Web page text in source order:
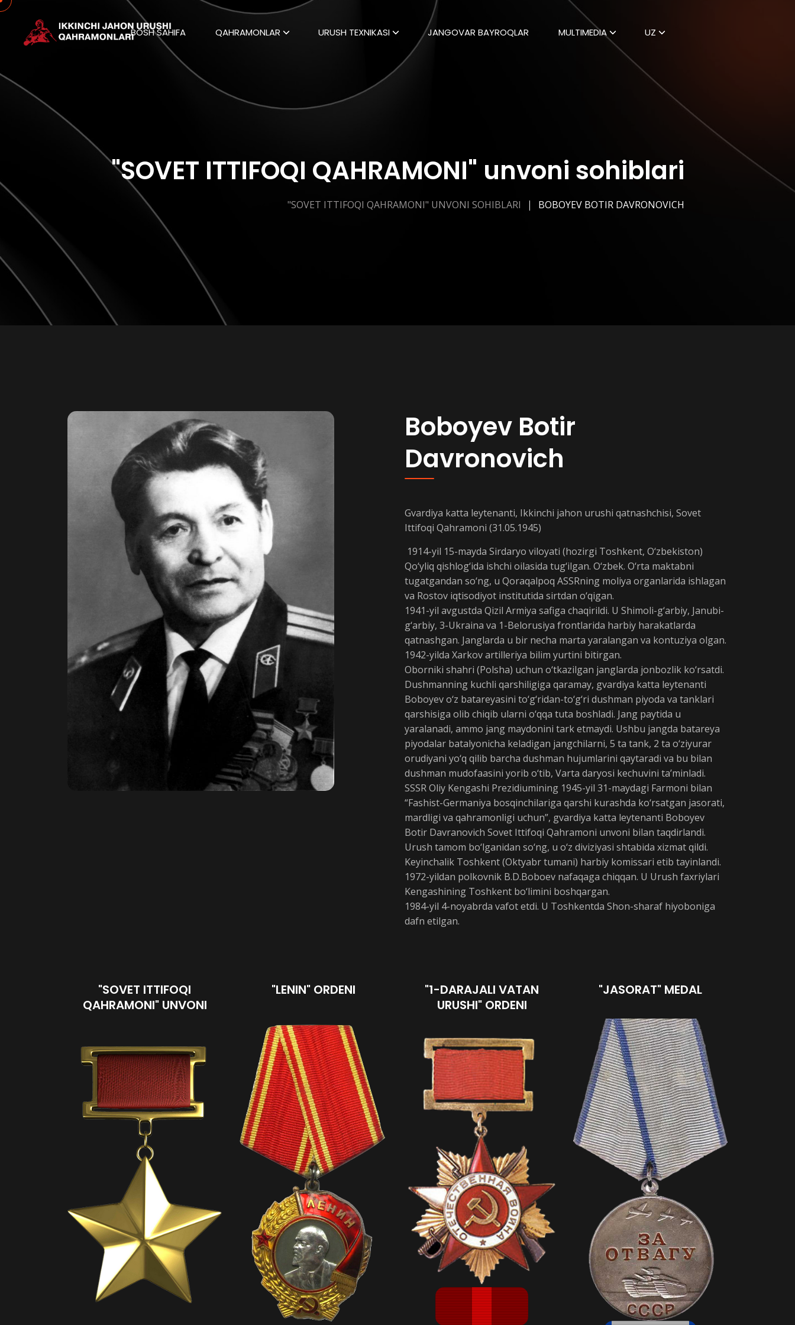
BOSH SAHIFA QAHRAMONLAR URUSH TEXNIKASI JANGOVAR BAYROQLAR MULTIMEDIA UZ
"SOVET ITTIFOQI QAHRAMONI" unvoni sohiblari
"SOVET ITTIFOQI QAHRAMONI" UNVONI SOHIBLARI BOBOYEV BOTIR DAVRONOVICH
Boboyev Botir
Davronovich
Gvardiya katta leytenanti, Ikkinchi jahon urushi qatnashchisi, Sovet
Ittifoqi Qahramoni (31.05.1945)
1914-yil 15-mayda Sirdaryo viloyati (hozirgi Toshkent, O‘zbekiston)
Qo‘yliq qishlog‘ida ishchi oilasida tug‘ilgan. O‘zbek. O‘rta maktabni
tugatgandan so‘ng, u Qoraqalpoq ASSRning moliya organlarida ishlagan
va Rostov iqtisodiyot institutida sirtdan o‘qigan.
1941-yil avgustda Qizil Armiya safiga chaqirildi. U Shimoli-g‘arbiy, Janubi-
g‘arbiy, 3-Ukraina va 1-Belorusiya frontlarida harbiy harakatlarda
qatnashgan. Janglarda u bir necha marta yaralangan va kontuziya olgan.
1942-yilda Xarkov artilleriya bilim yurtini bitirgan.
Oborniki shahri (Polsha) uchun o‘tkazilgan janglarda jonbozlik ko‘rsatdi.
Dushmanning kuchli qarshiligiga qaramay, gvardiya katta leytenanti
Boboyev o‘z batareyasini to‘g‘ridan-to‘g‘ri dushman piyoda va tanklari
qarshisiga olib chiqib ularni o‘qqa tuta boshladi. Jang paytida u
yaralanadi, ammo jang maydonini tark etmaydi. Ushbu jangda batareya
piyodalar batalyonicha keladigan jangchilarni, 5 ta tank, 2 ta o‘ziyurar
orudiyani yo‘q qilib barcha dushman hujumlarini qaytaradi va bu bilan
dushman mudofaasini yorib o‘tib, Varta daryosi kechuvini ta’minladi.
SSSR Oliy Kengashi Prezidiumining 1945-yil 31-maydagi Farmoni bilan
“Fashist-Germaniya bosqinchilariga qarshi kurashda ko‘rsatgan jasorati,
mardligi va qahramonligi uchun”, gvardiya katta leytenanti Boboyev
Botir Davranovich Sovet Ittifoqi Qahramoni unvoni bilan taqdirlandi.
Urush tamom bo‘lganidan so‘ng, u o‘z diviziyasi shtabida xizmat qildi.
Keyinchalik Toshkent (Oktyabr tumani) harbiy komissari etib tayinlandi.
1972-yildan polkovnik B.D.Boboev nafaqaga chiqqan. U Urush faxriylari
Kengashining Toshkent bo‘limini boshqargan.
1984-yil 4-noyabrda vafot etdi. U Toshkentda Shon-sharaf hiyoboniga
dafn etilgan.
"SOVET ITTIFOQI
QAHRAMONI" UNVONI
"LENIN" ORDENI
"1-DARAJALI VATAN
URUSHI" ORDENI
"JASORAT" MEDAL